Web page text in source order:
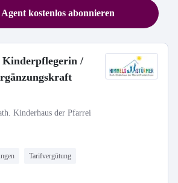
kostenlos abonnieren
/
Kinderhaus der Pfarrei
Tarifvergütung